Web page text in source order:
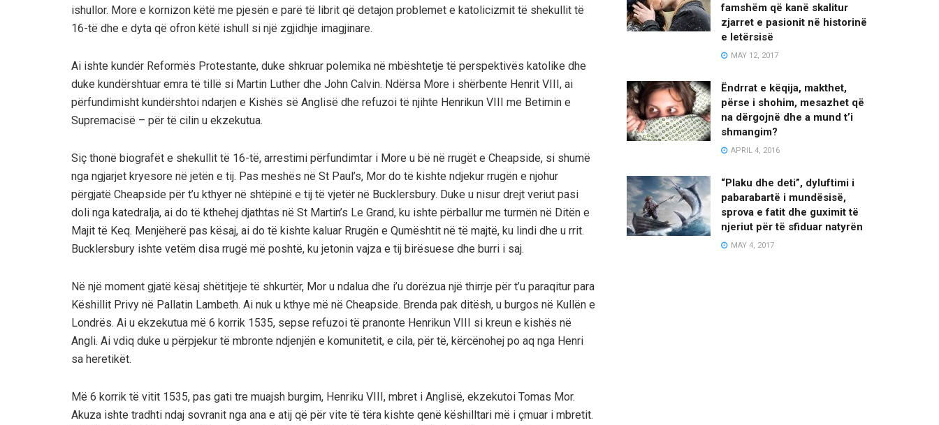
ishullor. More e kornizon këtë me pjesën e parë të librit që detajon problemet e katolicizmit të shekullit të
16-të dhe e dyta që ofron këtë ishull si një zgjidhje imagjinare.
Ai ishte kundër Reformës Protestante, duke shkruar polemika në mbështetje të perspektivës katolike dhe
duke kundërshtuar emra të tillë si Martin Luther dhe John Calvin. Ndërsa More i shërbente Henrit VIII, ai
përfundimisht kundërshtoi ndarjen e Kishës së Anglisë dhe refuzoi të njihte Henrikun VIII me Betimin e
Supremacisë – për të cilin u ekzekutua.
Siç thonë biografët e shekullit të 16-të, arrestimi përfundimtar i More u bë në rrugët e Cheapside, si shumë
nga ngjarjet kryesore në jetën e tij. Pas meshës në St Paul’s, Mor do të kishte ndjekur rrugën e njohur
përgjatë Cheapside për t’u kthyer në shtëpinë e tij të vjetër në Bucklersbury. Duke u nisur drejt veriut pasi
doli nga katedralja, ai do të kthehej djathtas në St Martin’s Le Grand, ku ishte përballur me turmën në Ditën e
Majit të Keq. Menjëherë pas kësaj, ai do të kishte kaluar Rrugën e Qumështit në të majtë, ku lindi dhe u rrit.
Bucklersbury ishte vetëm disa rrugë më poshtë, ku jetonin vajza e tij birësuese dhe burri i saj.
Në një moment gjatë kësaj shëtitjeje të shkurtër, Mor u ndalua dhe i’u dorëzua një thirrje për t’u paraqitur para
Këshillit Privy në Pallatin Lambeth. Ai nuk u kthye më në Cheapside. Brenda pak ditësh, u burgos në Kullën e
Londrës. Ai u ekzekutua më 6 korrik 1535, sepse refuzoi të pranonte Henrikun VIII si kreun e kishës në
Angli. Ai vdiq duke u përpjekur të mbronte ndjenjën e komunitetit, e cila, për të, kërcënohej po aq nga Henri
sa heretikët.
Më 6 korrik të vitit 1535, pas gati tre muajsh burgim, Henriku VIII, mbret i Anglisë, ekzekutoi Tomas Mor.
Akuza ishte tradhti ndaj sovranit nga ana e atij që për vite të tëra kishte qenë këshilltari më i çmuar i mbretit.
famshëm që kanë skalitur
zjarret e pasionit në historinë
e letërsisë
MAY 12, 2017
Ëndrrat e këqija, makthet,
përse i shohim, mesazhet që
na dërgojnë dhe a mund t’i
shmangim?
APRIL 4, 2016
“Plaku dhe deti”, dyluftimi i
pabarabartë i mundësisë,
sprova e fatit dhe guximit të
njeriut për të sfiduar natyrën
MAY 4, 2017